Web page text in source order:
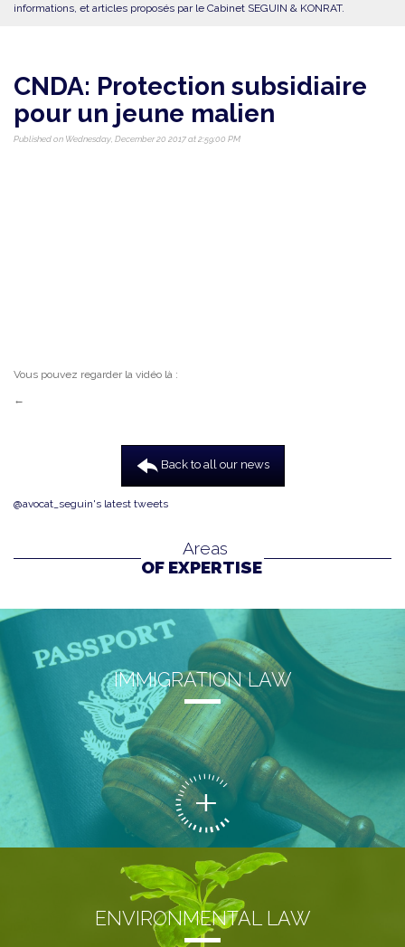
informations, et articles proposés par le Cabinet SEGUIN & KONRAT.
CNDA: Protection subsidiaire
pour un jeune malien
Published on Wednesday, December 20 2017 at 2:59:00 PM
Vous pouvez regarder la vidéo là :
←
Back to all our news
@avocat_seguin's latest tweets
Areas
OF EXPERTISE
IMMIGRATION LAW
ENVIRONMENTAL LAW